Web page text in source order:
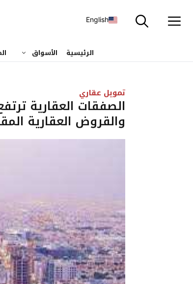
إلى
English
الرئيسية الأسواق
تمويل عقاري
والقروض العقارية المقدمة